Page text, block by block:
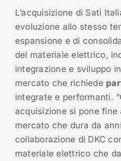
L’acquisizione di Sati
evoluzione allo stesso
espansione e di
del materiale elettrico,
integrazione e sviluppo
mercato che richiede
integrate e performanti.
acquisizione si pone
mercato che dura da
collaborazione di DKC
materiale elettrico che